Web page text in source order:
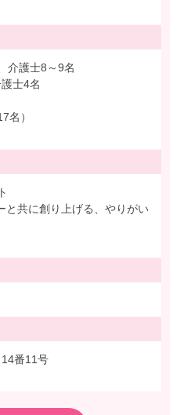
介護士8～9名
士4名
名）
と共に創り上げる、やりがい
14番11号